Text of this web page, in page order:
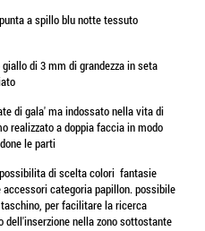
punta a spillo blu notte tessuto
di 3 mm di grandezza in seta
di gala' ma indossato nella vita di
realizzato a doppia faccia in modo
le parti
di scelta colori fantasie
categoria papillon. possibile
per facilitare la ricerca
nella zono sottostante